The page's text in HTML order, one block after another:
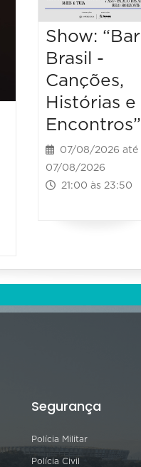
Show: “Bar
Brasil -
Canções,
Histórias e
Encontros”
07/08/2026 até
07/08/2026
21:00 às 23:50
Segurança
Polícia Militar
Polícia Civil